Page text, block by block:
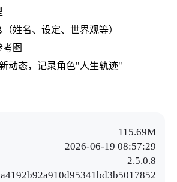
姓名、设定、世界观等）
图
动态，记录角色"人生轨迹"
115.69M
2026-06-19 08:57:29
2.5.0.8